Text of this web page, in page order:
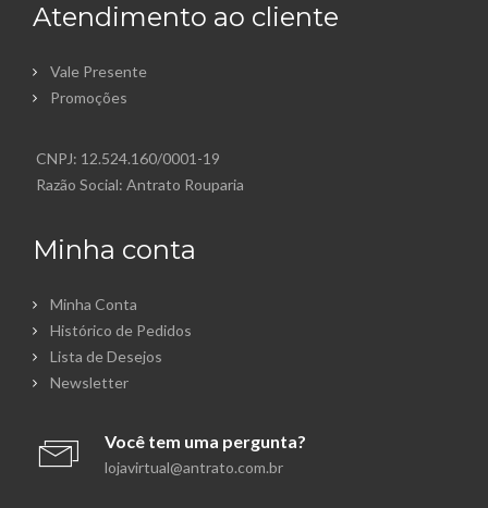
Atendimento ao cliente
Vale Presente
Promoções
CNPJ: 12.524.160/0001-19
Razão Social: Antrato Rouparia
Minha conta
Minha Conta
Histórico de Pedidos
Lista de Desejos
Newsletter
Você tem uma pergunta?
lojavirtual@antrato.com.br